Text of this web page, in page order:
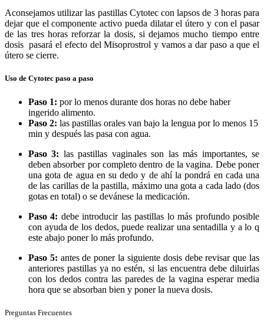
Aconsejamos utilizar las pastillas Cytotec con lapsos de 3 horas para
dejar que el componente activo pueda dilatar el útero y con el pasar
de las tres horas reforzar la dosis, si dejamos mucho tiempo entre
dosis pasará el efecto del Misoprostrol y vamos a dar paso a que el
útero se cierre.
Uso de Cytotec paso a paso
Paso 1: por lo menos durante dos horas no debe haber
ingerido alimento.
Paso 2: las pastillas orales van bajo la lengua por lo menos 15
min y después las pasa con agua.
Paso 3: las pastillas vaginales son las más importantes, se
deben absorber por completo dentro de la vagina. Debe poner
una gota de agua en su dedo y de ahí la pondrá en cada una
de las carillas de la pastilla, máximo una gota a cada lado (dos
gotas en total) o se devánese la medicación.
Paso 4: debe introducir las pastillas lo más profundo posible
con ayuda de los dedos, puede realizar una sentadilla y a lo q
este abajo poner lo más profundo.
Paso 5: antes de poner la siguiente dosis debe revisar que las
anteriores pastillas ya no estén, si las encuentra debe diluirlas
con los dedos contra las paredes de la vagina esperar media
hora que se absorban bien y poner la nueva dosis.
Preguntas Frecuentes